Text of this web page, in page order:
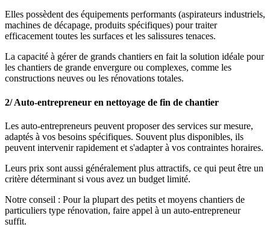
Elles possèdent des équipements performants (aspirateurs industriels,
machines de décapage, produits spécifiques) pour traiter
efficacement toutes les surfaces et les salissures tenaces.
La capacité à gérer de grands chantiers en fait la solution idéale pour
les chantiers de grande envergure ou complexes, comme les
constructions neuves ou les rénovations totales.
2/ Auto-entrepreneur en nettoyage de fin de chantier
Les auto-entrepreneurs peuvent proposer des services sur mesure,
adaptés à vos besoins spécifiques. Souvent plus disponibles, ils
peuvent intervenir rapidement et s'adapterà vos contraintes horaires.
Leurs prix sont aussi généralement plus attractifs, ce qui peut être un
critère déterminant si vous avez un budget limité.
Notre conseil : Pour la plupart des petits et moyens chantiers de
particuliers type rénovation, faire appel à un auto-entrepreneur
suffit.